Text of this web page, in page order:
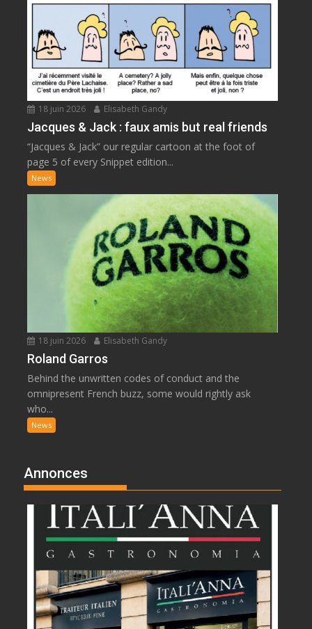
18 juin 2026 Elisabeth Gandy
Jacques & Jack : faux amis but real friends
“Jacques & Jack” our regular cartoon at the foot of
page 5 of every Snippet edition...
News
18 juin 2026 Elisabeth Gandy
Roland Garros
Behind the unwritten codes of conduct and the
omnipresent French buzz, some would rightly ask
who...
News
Annonces